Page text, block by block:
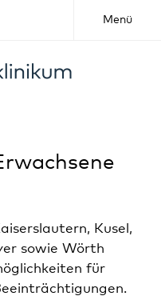
Menü
Kusel,
sowie Wörth
für